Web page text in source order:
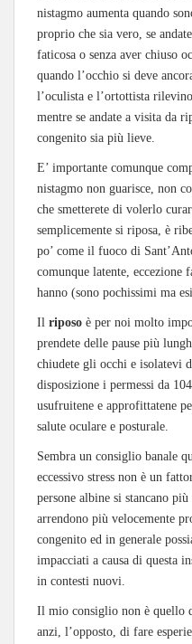
nistagmo aumenta quando
proprio che sia vero, se
faticosa o senza aver chiuso
quando l’occhio si deve
l’oculista e l’ortottista
mentre se andate a visita da
congenito sia più lieve.
E’ importante comunque
nistagmo non guarisce, non
che smetterete di volerlo
semplicemente si riposa, è
po’ come il fuoco di
comunque latente, eccezione
hanno (sono pochissimi ma
Il riposo è per noi molto
prendete delle pause più
chiudete gli occhi e isolatevi
disposizione i permessi da
usufruitene e approfittatene
salute oculare e posturale.
Sembra un consiglio banale
eccessivo stress non è un
persone albine si stancano
arrendono più velocemente
congenito ed in generale
impacciati a causa di questa
in contesti nuovi.
Il mio consiglio non è quello
anzi, l’opposto, di fare